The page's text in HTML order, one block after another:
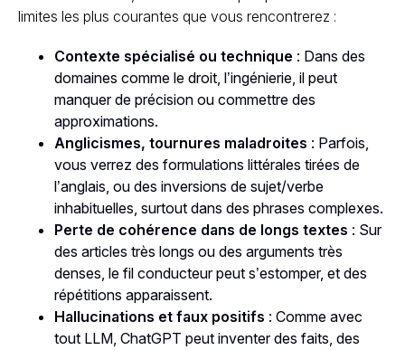
limites les plus courantes que vous rencontrerez :
Contexte spécialisé ou technique : Dans des
domaines comme le droit, l’ingénierie, il peut
manquer de précision ou commettre des
approximations.
Anglicismes, tournures maladroites : Parfois,
vous verrez des formulations littérales tirées de
l’anglais, ou des inversions de sujet/verbe
inhabituelles, surtout dans des phrases complexes.
Perte de cohérence dans de longs textes : Sur
des articles très longs ou des arguments très
denses, le fil conducteur peut s’estomper, et des
répétitions apparaissent.
Hallucinations et faux positifs : Comme avec
tout LLM, ChatGPT peut inventer des faits, des